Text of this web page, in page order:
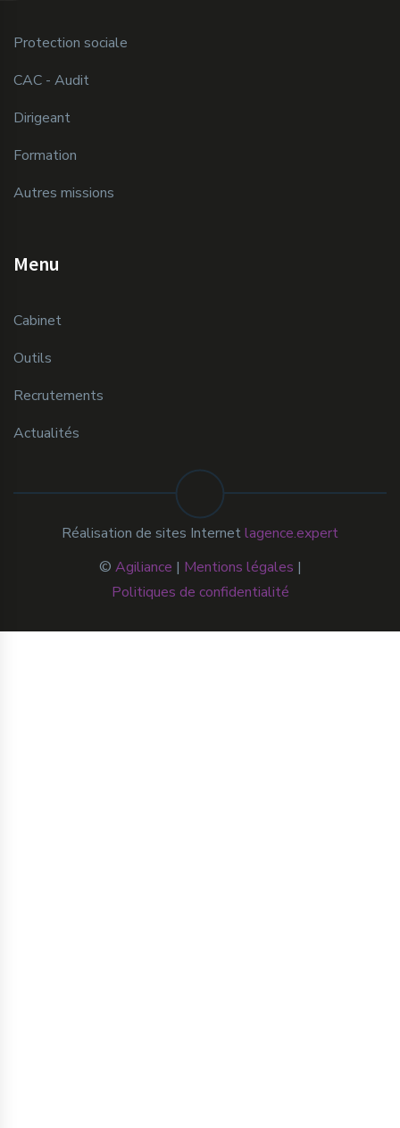
Protection sociale
CAC - Audit
Dirigeant
Formation
Autres missions
Menu
Cabinet
Outils
Recrutements
Actualités
© Agiliance | Mentions légales |
Politiques de confidentialité
Réalisation de sites Internetlagence.expert